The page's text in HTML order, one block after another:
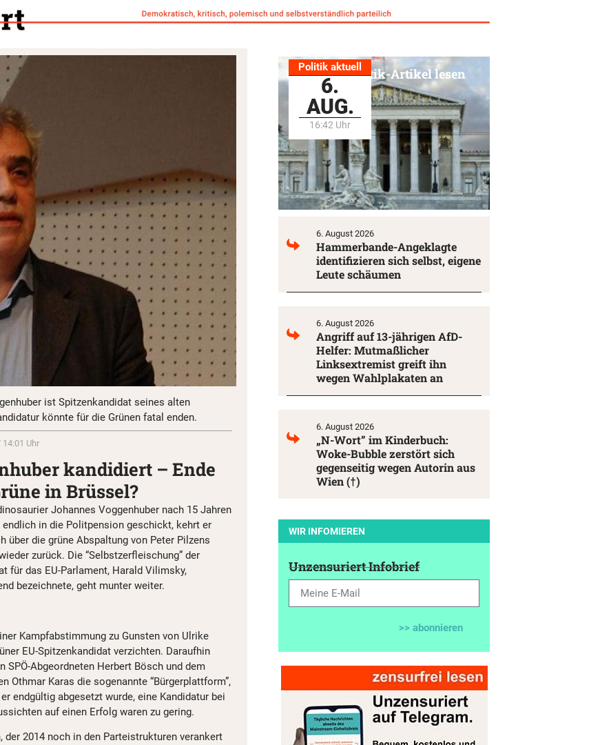
ist Spitzenkandidat seines alten
könnte für die Grünen fatal enden.
14:01 Uhr
kandidiert – Ende
in Brüssel?
Johannes Voggenhuber nach 15 Jahren
in die Politpension geschickt, kehrt er
über die grüne Abspaltung von Peter Pilzens
zurück. Die “Selbstzerfleischung” der
für das EU-Parlament, Harald Vilimsky,
bezeichnete, geht munter weiter.
Kampfabstimmung zu Gunsten von Ulrike
EU-Spitzenkandidat verzichten. Daraufhin
SPÖ-Abgeordneten Herbert Bösch und dem
Othmar Karas die sogenannte “Bürgerplattform”,
endgültig abgesetzt wurde, eine Kandidatur bei
auf einen Erfolg waren zu gering.
der 2014 noch in den Parteistrukturen verankert
Politik aktuell
6.
AUG.
16:42 Uhr
Alle Politik-Artikel lesen
6. August 2026
Hammerbande-Angeklagte
identifizieren sich selbst, eigene
Leute schäumen
6. August 2026
Angriff auf 13-jährigen AfD-
Helfer: Mutmaßlicher
Linksextremist greift ihn
wegen Wahlplakaten an
6. August 2026
„N-Wort” im Kinderbuch:
Woke-Bubble zerstört sich
gegenseitig wegen Autorin aus
Wien (†)
WIR INFOMIEREN
Unzensuriert Infobrief
>> abonnieren